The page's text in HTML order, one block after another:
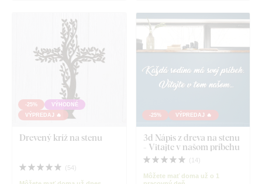
-25%
VÝHODNÉ
VÝPREDAJ 🔥
Drevený kríž na stenu
( 54)
-25% VÝPREDAJ 🔥
3d Nápis z dreva na stenu
- Vitajte v našom príbehu
( 14)
Môžete mať doma už o 1